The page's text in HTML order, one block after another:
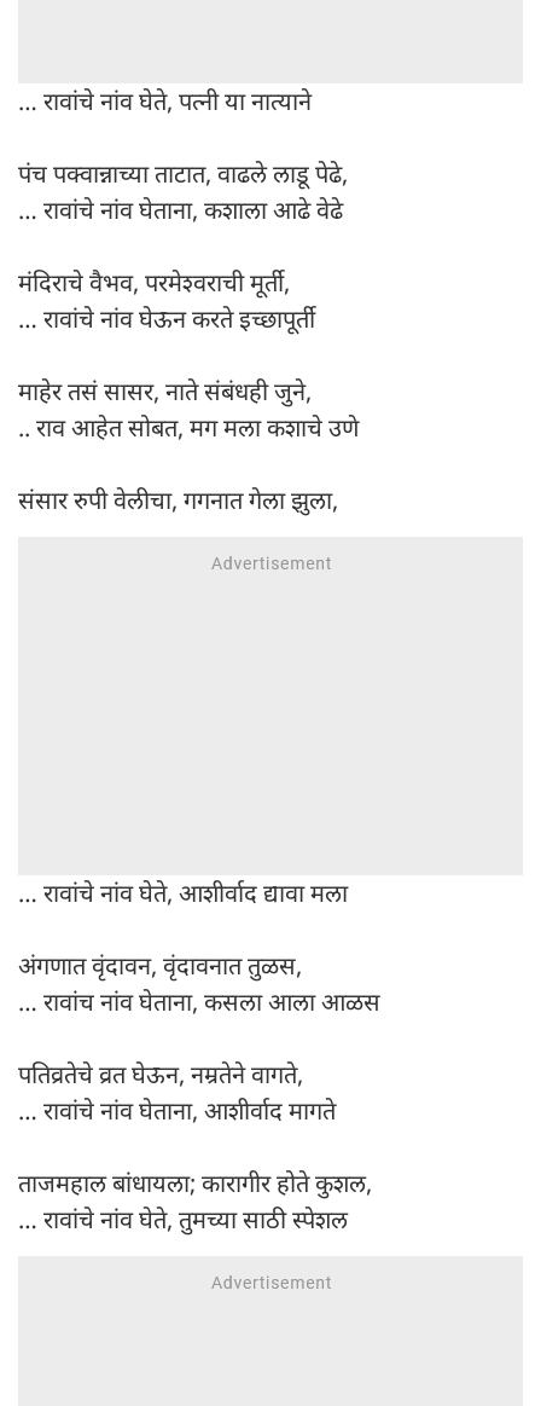
… रावांचे नांव घेते, पत्नी या नात्याने
पंच पक्वान्नाच्या ताटात, वाढले लाडू पेढे,
… रावांचे नांव घेताना, कशाला आढे वेढे
मंदिराचे वैभव, परमेश्वराची मूर्ती,
… रावांचे नांव घेऊन करते इच्छापूर्ती
माहेर तसं सासर, नाते संबंधही जुने,
.. राव आहेत सोबत, मग मला कशाचे उणे
संसार रुपी वेलीचा, गगनात गेला झुला,
… रावांचे नांव घेते, आशीर्वाद द्यावा मला
अंगणात वृंदावन, वृंदावनात तुळस,
… रावांच नांव घेताना, कसला आला आळस
पतिव्रतेचे व्रत घेऊन, नम्रतेने वागते,
… रावांचे नांव घेताना, आशीर्वाद मागते
ताजमहाल बांधायला; कारागीर होते कुशल,
… रावांचे नांव घेते, तुमच्या साठी स्पेशल